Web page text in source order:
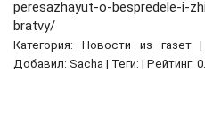
Категория: Новости из газет|
Добавил: Sacha | Теги: | Рейтинг: